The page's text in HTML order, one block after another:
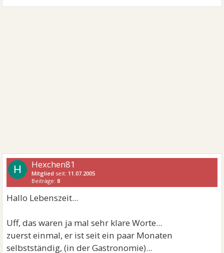
H Hexchen81
Mitglied seit: 11.07.2005
Beiträge:8
Hallo Lebenszeit...
Uff, das waren ja mal sehr klare Worte...
zuerst einmal, er ist seit ein paar Monaten
selbstständig, (in der Gastronomie)...